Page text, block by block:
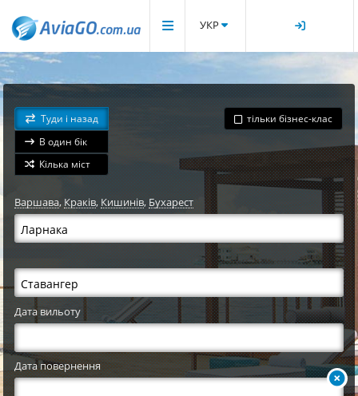
УКР
Туди і назад
В один бік
Кілька міст
тільки бізнес-клас
Варшава,Краків, Кишинів, Бухарест
Дата вильоту
Дата повернення